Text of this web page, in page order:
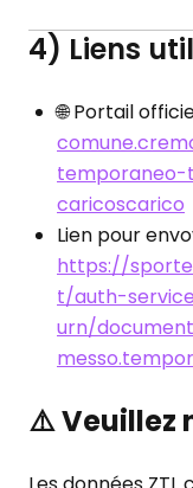
4) Liens
🌐 Portail
caricoscarico
Lien pour
https://
t/auth-
urn/
⚠️Veuillez